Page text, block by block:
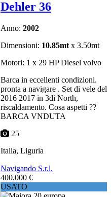
Dehler 36
Anno: 2002
Dimensioni: 10.85mt x 3.50mt
Motori: 1 x 29 HP Diesel volvo
Barca in eccellenti condizioni.
pronta a navigare . Set di vele del
2016 2017 in 3di North,
riscaldamento. Cosa aspetti ??
BARCA VNDUTA
25
Italia, Liguria
Navigando S.r.l.
400.000 €
USATO